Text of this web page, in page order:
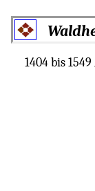
1404 bis